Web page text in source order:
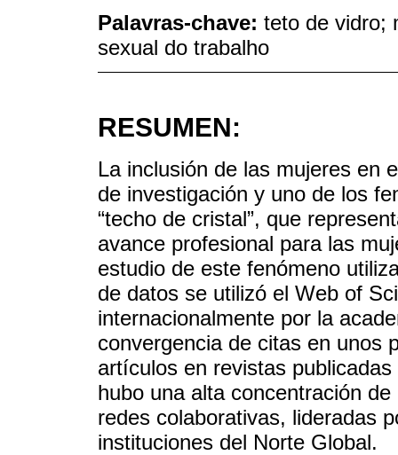
Palavras-chave: teto de vidro;
sexual do trabalho
RESUMEN:
La inclusión de las mujeres en
de investigación y uno de los
“techo de cristal”, que
avance profesional para las
estudio de este fenómeno
de datos se utilizó el Web of
internacionalmente por la
convergencia de citas en unos
artículos en revistas
hubo una alta concentración
redes colaborativas, lideradas
instituciones del Norte Global.